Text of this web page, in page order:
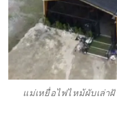
แม่เหยื่อไฟไหม้ผับเล่า